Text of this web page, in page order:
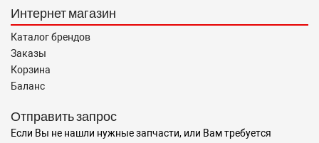
Интернет магазин
Каталог брендов
Заказы
Корзина
Баланс
Отправить запрос
Если Вы не нашли нужные запчасти, или Вам требуется